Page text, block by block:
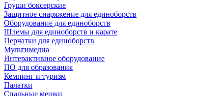
Груши боксерские
Защитное снаряжение для единоборств
Оборудование для единоборств
Шлемы для единоборств и карате
Перчатки для единоборств
Мультимедиа
Интерактивное оборудование
ПО для образования
Кемпинг и туризм
Палатки
Спальные мешки